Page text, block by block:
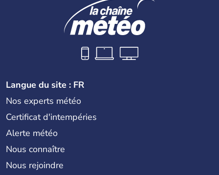
Langue du site : FR
Nos experts météo
Certificat d'intempéries
Alerte météo
Nous connaître
Nous rejoindre